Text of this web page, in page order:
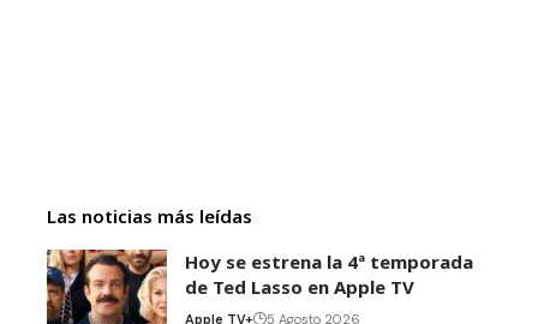
Las noticias más leídas
Hoy se estrena la 4ª temporada
de Ted Lasso en Apple TV
Apple TV+ 5 Agosto 2026